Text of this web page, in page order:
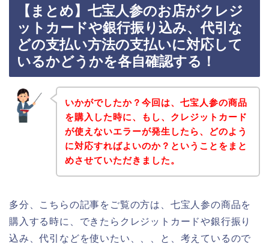
【まとめ】七宝人参のお店がクレジ
ットカードや銀行振り込み、代引な
どの支払い方法の支払いに対応して
いるかどうかを各自確認する！
いかがでしたか？今回は、七宝人参の商品
を購入した時に、もし、クレジットカード
が使えないエラーが発生したら、どのよう
に対応すればよいのか？ということをまと
めさせていただきました。
多分、こちらの記事をご覧の方は、七宝人参の商品を
購入する時に、できたらクレジットカードや銀行振り
込み、代引などを使いたい、、、と、考えているので